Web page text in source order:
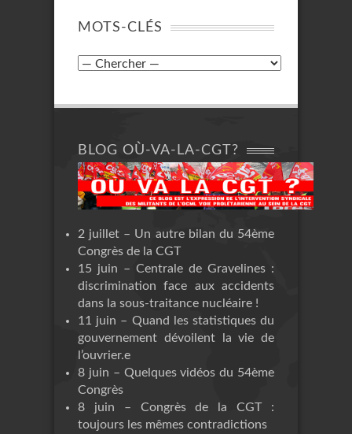
MOTS-CLÉS
BLOG OÙ-VA-LA-CGT?
2 juillet – Un autre bilan du 54ème
Congrès de la CGT
15 juin – Centrale de Gravelines :
discrimination face aux accidents
dans la sous-traitance nucléaire !
11 juin – Quand les statistiques du
gouvernement dévoilent la vie de
l’ouvrier.e
8 juin – Quelques vidéos du 54ème
Congrès
8 juin – Congrès de la CGT :
toujours les mêmes contradictions